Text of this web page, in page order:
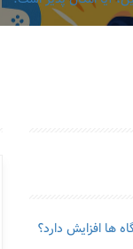
ها افزایش دارد؟